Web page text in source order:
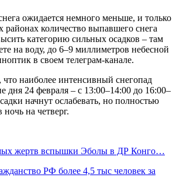
ожидается немного меньше, и только
количество выпавшего снега
категорию сильных осадков – там
на воду, до 6–9 миллиметров небесной
в своем телеграм-канале.
что наиболее интенсивный снегопад
дня 24 февраля – с 13:00–14:00 до 16:00–
начнут ослабевать, но полностью
ночь на четверг.
жертв вспышки Эболы в ДР Конго…
РФ более 4,5 тыс человек за